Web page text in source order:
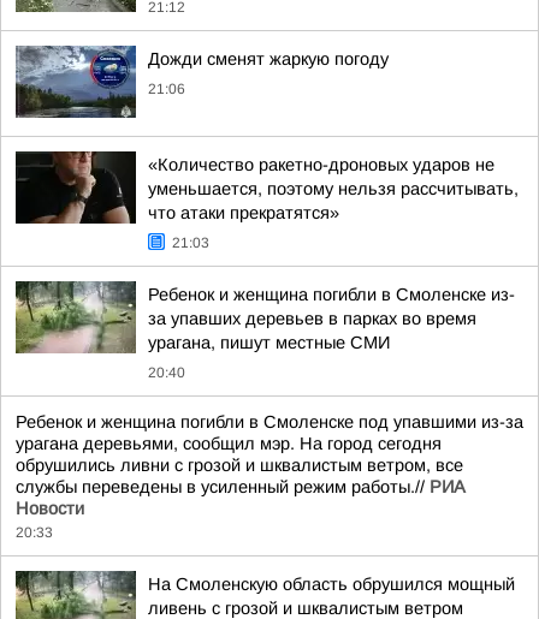
21:12
Дожди сменят жаркую погоду
21:06
«Количество ракетно-дроновых ударов не
уменьшается, поэтому нельзя рассчитывать,
что атаки прекратятся»
21:03
Ребенок и женщина погибли в Смоленске из-
за упавших деревьев в парках во время
урагана, пишут местные СМИ
20:40
Ребенок и женщина погибли в Смоленске под упавшими из-за
урагана деревьями, сообщил мэр. На город сегодня
обрушились ливни с грозой и шквалистым ветром, все
службы переведены в усиленный режим работы.// РИА
Новости
20:33
На Смоленскую область обрушился мощный
ливень с грозой и шквалистым ветром